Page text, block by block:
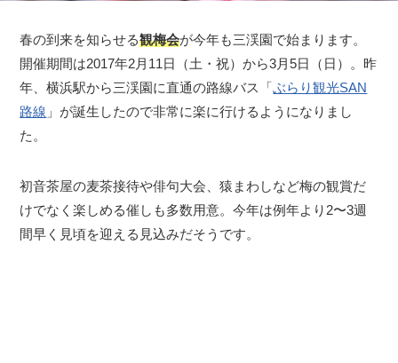
春の到来を知らせる観梅会が今年も三渓園で始まります。
開催期間は2017年2月11日（土・祝）から3月5日（日）。昨
年、横浜駅から三渓園に直通の路線バス「ぶらり観光SAN
路線 」が誕生したので非常に楽に行けるようになりまし
た。
初音茶屋の麦茶接待や俳句大会、猿まわしなど梅の観賞だ
けでなく楽しめる催しも多数用意。今年は例年より2〜3週
間早く見頃を迎える見込みだそうです。